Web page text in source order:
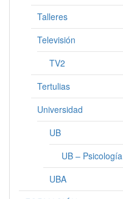
Talleres
Televisión
TV2
Tertulias
Universidad
UB
UB – Psicología
UBA